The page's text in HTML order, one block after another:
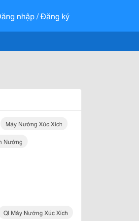
nhập / Đăng ký
Máy Nướng Xúc Xích
Nướng
Ql Máy Nướng Xúc Xích